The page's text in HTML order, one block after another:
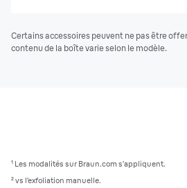
Certains accessoires peuvent ne pas être
contenu de la boîte varie selon le modèle.
¹ Les modalités sur Braun.com s’appliquent.
² vs l’exfoliation manuelle.